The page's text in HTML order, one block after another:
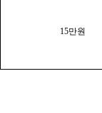
15만원